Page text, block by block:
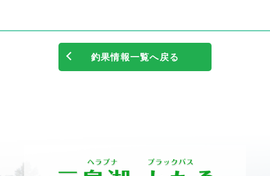
釣果情報一覧へ戻る